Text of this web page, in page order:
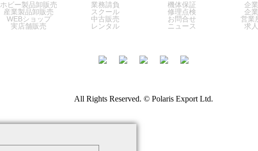
ホビー製品卸販売
産業製品卸販売
WEBショップ
実店舗販売
業務請負
スクール
中古販売
レンタル
機体保証
修理点検
お問合せ
ニュース
企
企
営業
求
All Rights Reserved. © Polaris Export Ltd.